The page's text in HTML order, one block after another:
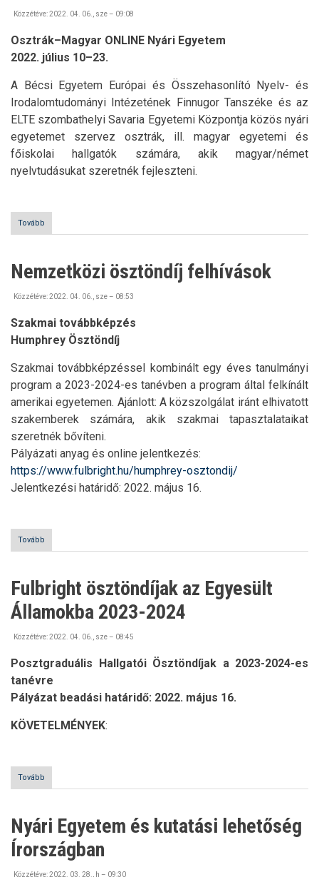
Közzétéve:2022. 04. 06., sze – 09:08
Osztrák–Magyar ONLINE Nyári Egyetem
2022. július 10–23.
A Bécsi Egyetem Európai és Összehasonlító Nyelv- és
Irodalomtudományi Intézetének Finnugor Tanszéke és az
ELTE szombathelyi Savaria Egyetemi Központja közös nyári
egyetemet szervez osztrák, ill. magyar egyetemi és
főiskolai hallgatók számára, akik magyar/német
nyelvtudásukat szeretnék fejleszteni.
Tovább
Magyar
Egyetem)
Nemzetközi ösztöndíj felhívások
Közzétéve:2022. 04. 06., sze – 08:53
Szakmai továbbképzés
Humphrey Ösztöndíj
Szakmai továbbképzéssel kombinált egy éves tanulmányi
program a 2023-2024-es tanévben a program által felkínált
amerikai egyetemen. Ajánlott: A közszolgálat iránt elhivatott
szakemberek számára, akik szakmai tapasztalataikat
szeretnék bővíteni.
Pályázati anyag és online jelentkezés:
https://www.fulbright.hu/humphrey-osztondij/
Jelentkezési határidő: 2022. május 16.
Tovább
ösztöndíj
Fulbright ösztöndíjak az Egyesült
Államokba 2023-2024
Közzétéve:2022. 04. 06., sze – 08:45
Posztgraduális Hallgatói Ösztöndíjak a 2023-2024-es
tanévre
Pályázat beadási határidő: 2022. május 16.
KÖVETELMÉNYEK:
Tovább
ösztöndíjak
Államokba
2024)
Nyári Egyetem és kutatási lehetőség
Írországban
Közzétéve:2022. 03. 28., h – 09:30